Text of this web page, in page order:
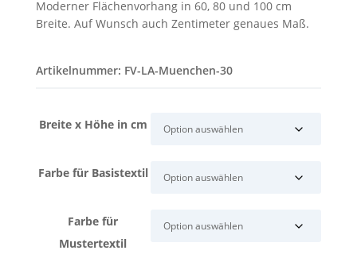
Moderner Flächenvorhang in 60, 80 und 100 cm
Breite. Auf Wunsch auch Zentimeter genaues Maß.
Artikelnummer: FV-LA-Muenchen-30
Breite x Höhe in cm
Farbe für Basistextil
Farbe für
Mustertextil